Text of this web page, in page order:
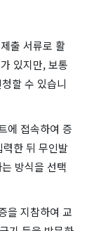
출 서류로 활
있지만, 보통
할 수 있습니
에 접속하여 증
한 뒤 무인발
방식을 선택
을 지참하여 교